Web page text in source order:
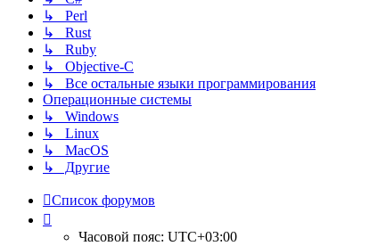
↳ Perl
↳ Rust
↳ Ruby
↳ Objective-C
↳ Все остальные языки программирования
Операционные системы
↳ Windows
↳ Linux
↳ MacOS
↳ Другие
Список форумов
Часовой пояс: UTC+03:00